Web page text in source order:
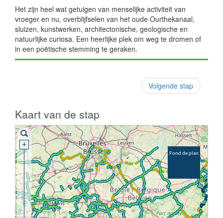
Het zijn heel wat getuigen van menselijke activiteit van
vroeger en nu, overblijfselen van het oude Ourthekanaal,
sluizen, kunstwerken, architectonische, geologische en
natuurlijke curiosa. Een heerlijke plek om weg te dromen of
in een poëtische stemming te geraken.
Volgende stap
Kaart van de stap